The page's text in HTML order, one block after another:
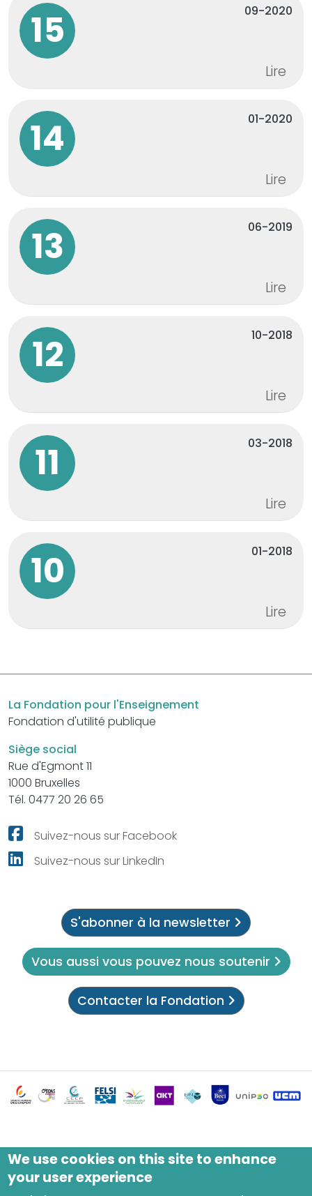
15 09-2020
Lire
14 01-2020
Lire
13 06-2019
Lire
12 10-2018
Lire
11 03-2018
Lire
10 01-2018
Lire
La Fondation pour l'Enseignement
Fondation d'utilité publique
Siège social
Rue d'Egmont 11
1000 Bruxelles
Tél. 0477 20 26 65
Suivez-nous sur Facebook
Suivez-nous sur LinkedIn
S'abonner à la newsletter
Vous aussi vous pouvez nous soutenir
Contacter la Fondation
We use cookies on this site to enhance
your user experience